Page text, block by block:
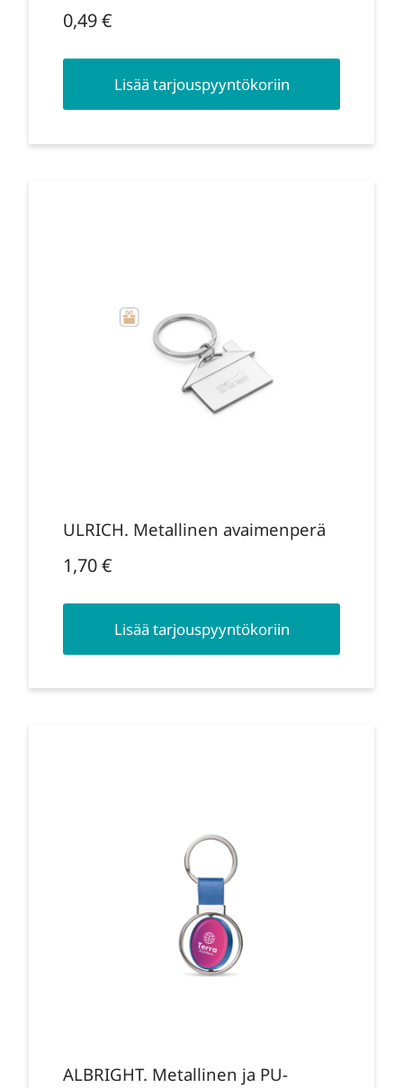
0,49€
Lisää tarjouspyyntökoriin
ULRICH. Metallinen avaimenperä
1,70€
Lisää tarjouspyyntökoriin
ALBRIGHT. Metallinen ja PU-